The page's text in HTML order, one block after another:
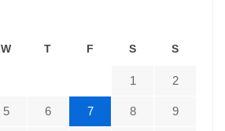
W T F S S
1 2
5 6 7 8 9